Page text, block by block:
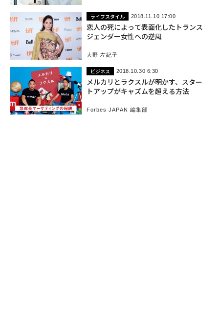
ライフスタイル 2018.11.10 17:00
恋人の死によって表面化したトランス
ジェンダー女性への逆風
大野 左紀子
ビジネス 2018.10.30 6:30
メルカリとラクスルが明かす、スター
トアップがキャズムを超える方法
Forbes JAPAN 編集部